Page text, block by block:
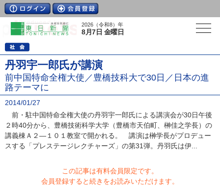
2026（令和8）年
8月7日 金曜日
丹羽宇一郎氏が講演
前中国特命全権大使／豊橋技科大で30日／日本の進
路テーマに
2014/01/27
前・駐中国特命全権大使の丹羽宇一郎氏による講演会が30日午後
２時40分から、豊橋技術科学大学（豊橋市天伯町、榊佳之学長）の
講義棟Ａ２―１０１教室で開かれる。 講演は榊学長がプロデュー
スする「プレステージレクチャーズ」の第31弾。丹羽氏は伊...
この記事は有料会員限定です。
会員登録すると続きをお読みいただけます。